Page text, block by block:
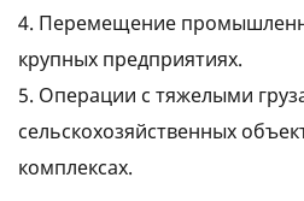
4. Перемещение
крупных предприятиях.
5. Операции с тяжелыми
сельскохозяйственных
комплексах.